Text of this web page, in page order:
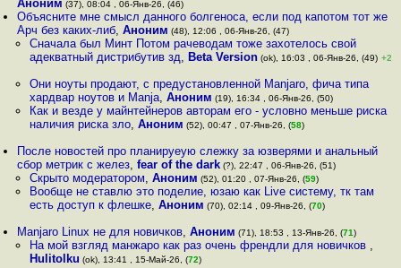
Аноним (37), 08:04 , 06-Янв-26, (46)
Объясните мне смысл данного болгеноса, если под капотом тот же
Арч без каких-либ,Аноним (48), 12:06 , 06-Янв-26, (47)
Сначала был Минт Потом рачеводам тоже захотелось свой
адекватный дистрибутив зд, Beta Version(ok), 16:03 , 06-Янв-26, (49) +2
Они ноуты продают, с предустановленной Manjaro, фича типа
хардвар ноутов и Manja, Аноним (19), 16:34 , 06-Янв-26, (50)
Как и везде у майнтейнеров авторам его - условно меньше риска
наличия риска зло, Аноним (52), 00:47 , 07-Янв-26, (58)
После новостей про планируеую слежку за юзверями и анальный
сбор метрик с желез,fear of the dark (?), 22:47 , 06-Янв-26, (51)
Скрыто модератором, Аноним (52), 01:20 , 07-Янв-26, (59)
Вообще не ставлю это поделие, юзаю как Live систему, тк там
есть доступ к флешке, Аноним (70), 02:14 , 09-Янв-26, (70)
Manjaro Linux не для новичков,Аноним (71), 18:53 , 13-Янв-26, (71)
На мой взгляд манжаро как раз очень френдли для новичков ,
Hulitolku (ok), 13:41 , 15-Май-26, (72)